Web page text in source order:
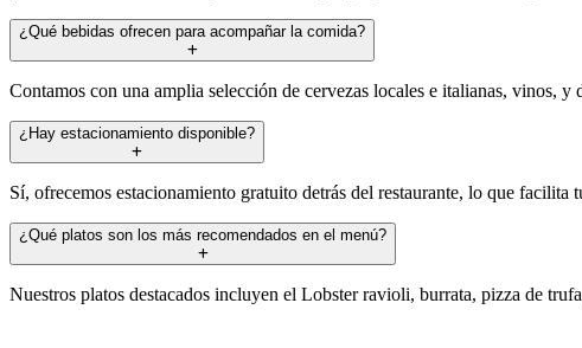
¿Qué bebidas ofrecen para acompañar la comida?
Contamos con una amplia selección de cervezas locales e italianas, vinos,
¿Hay estacionamiento disponible?
Sí, ofrecemos estacionamiento gratuito detrás del restaurante, lo que
¿Qué platos son los más recomendados en el menú?
Nuestros platos destacados incluyen el Lobster ravioli, burrata, pizza de